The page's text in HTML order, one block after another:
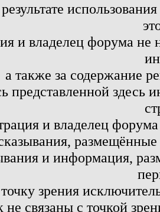
и владелец форума не
а также за содержание
представленной здесь
и владелец
и информация,
зрения
не связаны с точкой